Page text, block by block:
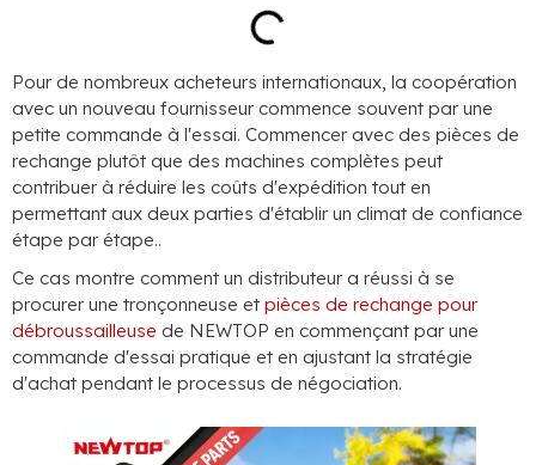
Pour de nombreux acheteurs internationaux, la coopération
avec un nouveau fournisseur commence souvent par une
petite commande à l'essai. Commencer avec des pièces de
rechange plutôt que des machines complètes peut
contribuer à réduire les coûts d'expédition tout en
permettant aux deux parties d'établir un climat de confiance
étape par étape..
Ce cas montre comment un distributeur a réussi à se
procurer une tronçonneuse et pièces de rechange pour
débroussailleuse de NEWTOP en commençant par une
commande d'essai pratique et en ajustant la stratégie
d'achat pendant le processus de négociation.